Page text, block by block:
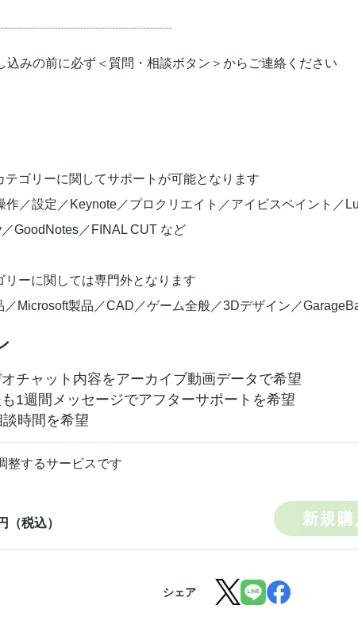
込みの前に必ず＜質問・相談ボタン＞からご連絡ください
テゴリーに関してサポートが可能となります
作／設定／Keynote／プロクリエイト／アイビスペイント／
GoodNotes／FINAL CUT など
リーに関しては専門外となります
／Microsoft製品／CAD／ゲーム全般／3Dデザイン／
チャット内容をアーカイブ動画データで希望
1週間メッセージでアフターサポートを希望
談時間を希望
整するサービスです
（税込） 新規
シェア